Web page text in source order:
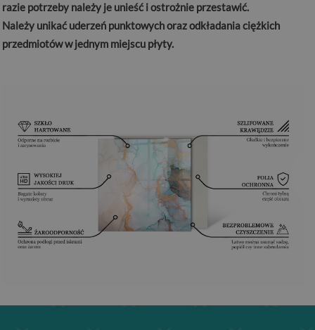
razie potrzeby należy je unieść i ostrożnie przestawić.
Należy unikać uderzeń punktowych oraz odkładania ciężkich
przedmiotów w jednym miejscu płyty.